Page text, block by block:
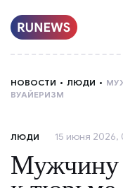
О
НАС
НОВОСТИ ЛЮДИ
ВУАЙЕРИЗМ
ЛЮДИ 15 июня 2026,
Мужчину